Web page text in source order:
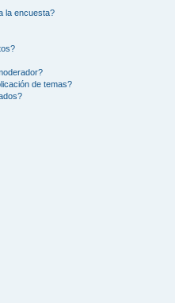
la encuesta?
de temas?